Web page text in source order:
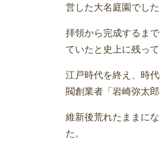
営した大名庭園でした
拝領から完成するま
ていたと史上に残っ
江戸時代を終え、時
閥創業者「岩崎弥太
維新後荒れたままに
た。